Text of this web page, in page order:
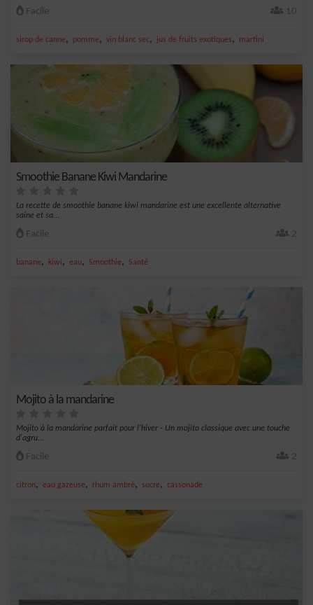
Facile 10
sirop de canne, pomme, vin blanc sec, jus de fruits exotiques, martini
Smoothie Banane Kiwi Mandarine
La recette de smoothie banane kiwi mandarine est une excellente alternative
saine et sa...
Facile 2
banane, kiwi, eau, Smoothie, Santé
Mojito à la mandarine
Mojito à la mandarine parfait pour l'hiver - Un mojito classique avec une touche
d'agru...
Facile 2
citron, eau gazeuse, rhum ambré, sucre, cassonade